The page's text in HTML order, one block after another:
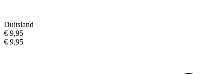
Duitsland
€ 9,95
€ 9,95